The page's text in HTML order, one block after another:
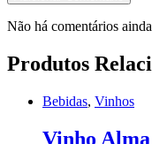
Não há comentários
Produtos
Bebidas, Vinhos
Vinho